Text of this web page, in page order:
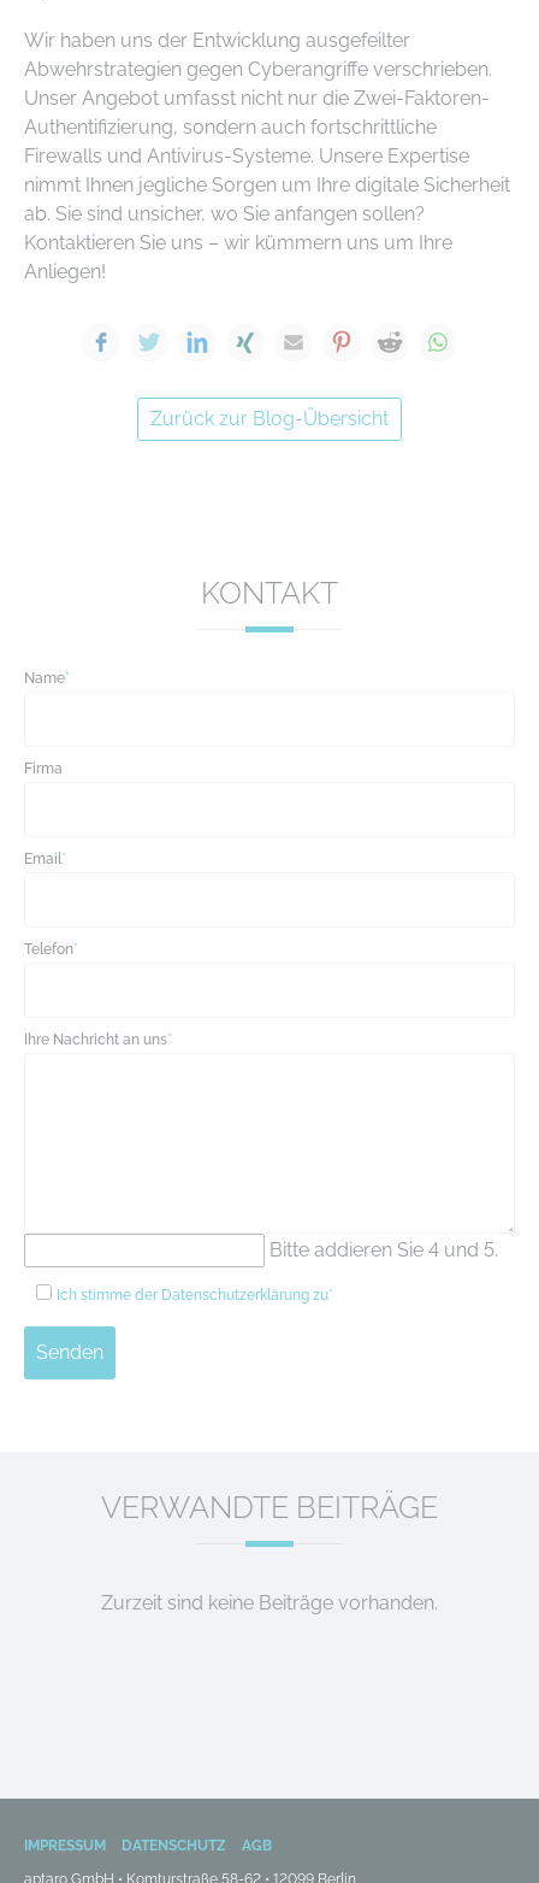
Facebook
Twitter LinkedInXing E-mail PinterestReddit
Wir haben uns der Entwicklung ausgefeilter
Abwehrstrategien gegen Cyberangriffe verschrieben.
Unser Angebot umfasst nicht nur die Zwei-Faktoren-
Authentifizierung, sondern auch fortschrittliche
Firewalls und Antivirus-Systeme. Unsere Expertise
nimmt Ihnen jegliche Sorgen um Ihre digitale Sicherheit
ab. Sie sind unsicher, wo Sie anfangen sollen?
Kontaktieren Sie uns – wir kümmern uns um Ihre
Anliegen!
Zurück zur Blog-Übersicht
KONTAKT
Name*
Firma
Email *
Telefon*
Ihre Nachricht an uns*
Bitte addieren Sie 4 und 5.
Ich stimme der Datenschutzerklärung zu*
Senden
VERWANDTE BEITRÄGE
Zurzeit sind keine Beiträge vorhanden.
IMPRESSUM DATENSCHUTZ
AGB
aptaro GmbH • Komturstraße 58-62 • 12099 Berlin